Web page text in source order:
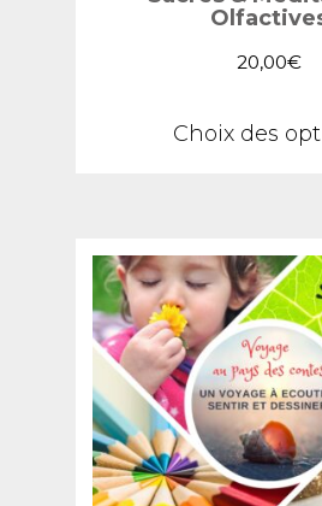
20,00€
Choix des